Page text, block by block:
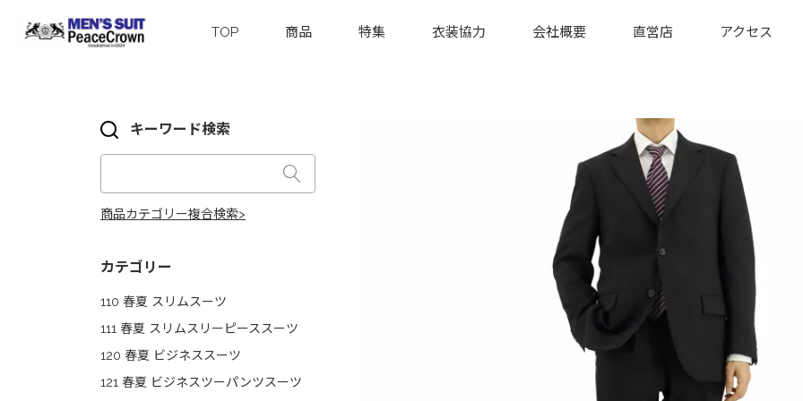
TOP 商品 特集 衣装協力 会社概要 直営店 アクセス
キーワード検索
商品カテゴリー複合検索>
カテゴリー
110 春夏 スリムスーツ
111 春夏 スリムスリーピーススーツ
120 春夏 ビジネススーツ
121 春夏 ビジネスツーパンツスーツ